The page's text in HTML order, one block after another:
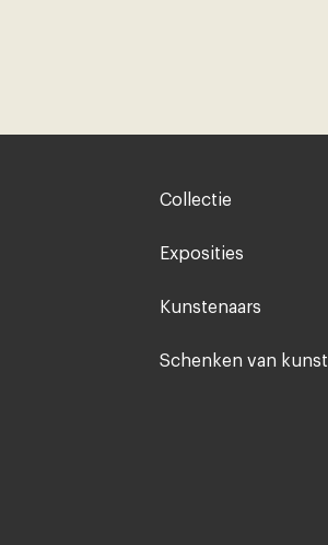
Footer-
Collectie
Exposities
Kunstenaars
Schenken van kunst